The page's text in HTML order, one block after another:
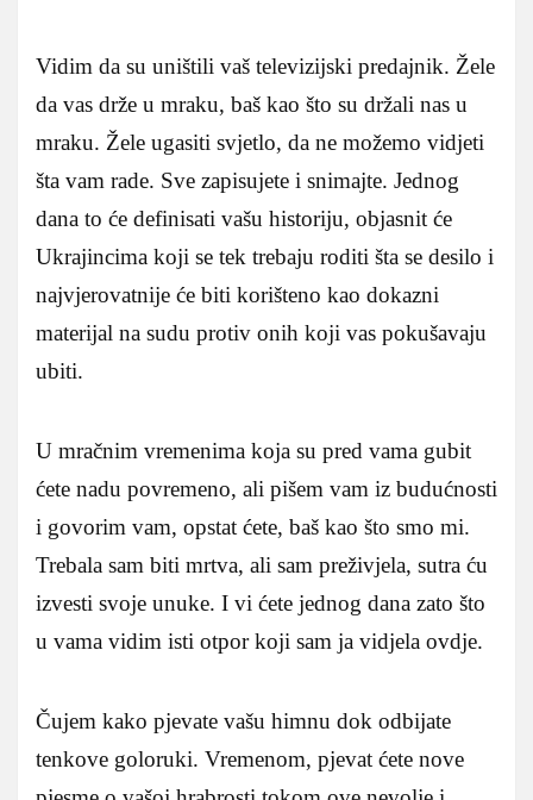
Vidim da su uništili vaš televizijski predajnik. Žele
da vas drže u mraku, baš kao što su držali nas u
mraku. Žele ugasiti svjetlo, da ne možemo vidjeti
šta vam rade. Sve zapisujete i snimajte. Jednog
dana to će definisati vašu historiju, objasnit će
Ukrajincima koji se tek trebaju roditi šta se desilo i
najvjerovatnije će biti korišteno kao dokazni
materijal na sudu protiv onih koji vas pokušavaju
ubiti.
U mračnim vremenima koja su pred vama gubit
ćete nadu povremeno, ali pišem vam iz budućnosti
i govorim vam, opstat ćete, baš kao što smo mi.
Trebala sam biti mrtva, ali sam preživjela, sutra ću
izvesti svoje unuke. I vi ćete jednog dana zato što
u vama vidim isti otpor koji sam ja vidjela ovdje.
Čujem kako pjevate vašu himnu dok odbijate
tenkove goloruki. Vremenom, pjevat ćete nove